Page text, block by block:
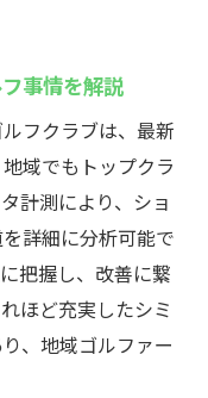
設備の魅力
ンドアゴルフ施
基礎から学ぶ安
ュレーターゴル
の選び方ガイド
事情を解説
フクラブは、最新
域でもトップクラ
計測により、ショ
詳細に分析可能で
把握し、改善に繋
ほど充実したシミ
、地域ゴルファー